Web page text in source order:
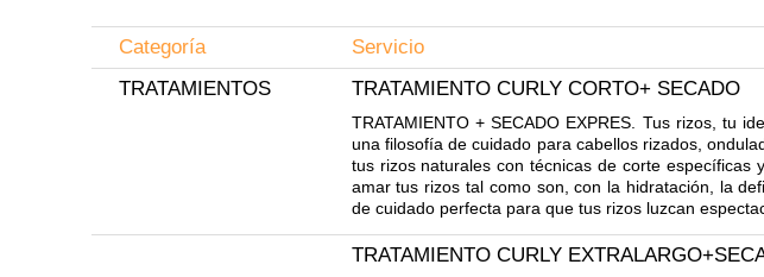
Categoría Servicio
TRATAMIENTOS
TRATAMIENTO CURLY CORTO+ SECADO
TRATAMIENTO + SECADO EXPRES. Tus rizos, tu
una filosofía de cuidado para cabellos rizados,
tus rizos naturales con técnicas de corte específicas
amar tus rizos tal como son, con la hidratación, la
de cuidado perfecta para que tus rizos luzcan
TRATAMIENTO CURLY